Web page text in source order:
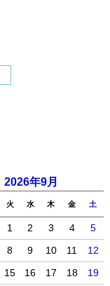
2026年9月
火 水 木 金 土
1 2 3 4
5
8 9 10 11
12
15 16 17 18
19